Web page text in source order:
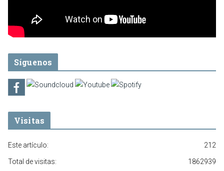
Síguenos
Visitas
212
Este artículo:
1862939
Total de visitas: